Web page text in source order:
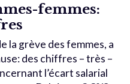
femmes:
la grève des femmes, a
des chiffres – très –
l’écart salarial